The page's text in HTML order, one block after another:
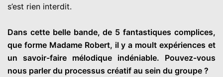
s’est rien interdit.
Dans cette belle bande, de 5 fantastiques complices,
que forme Madame Robert, il y a moult expériences et
un savoir-faire mélodique indéniable. Pouvez-vous
nous parler du processus créatif au sein du groupe ?